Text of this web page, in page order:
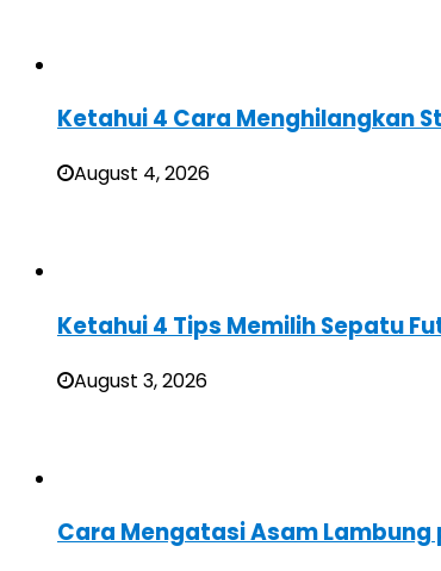
Ketahui 4 Cara Menghilangkan
August 4, 2026
Ketahui 4 Tips Memilih Sepatu
August 3, 2026
Cara Mengatasi Asam Lambung